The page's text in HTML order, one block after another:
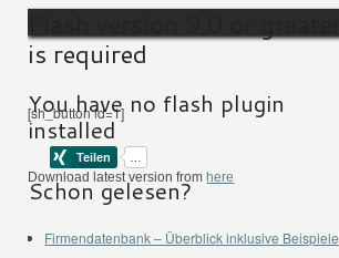
is required
You have no flash plugin
installed
Download latest version from here
[sh_button id=1]
Schon gelesen?
Firmendatenbank – Überblick inklusive Beispiele